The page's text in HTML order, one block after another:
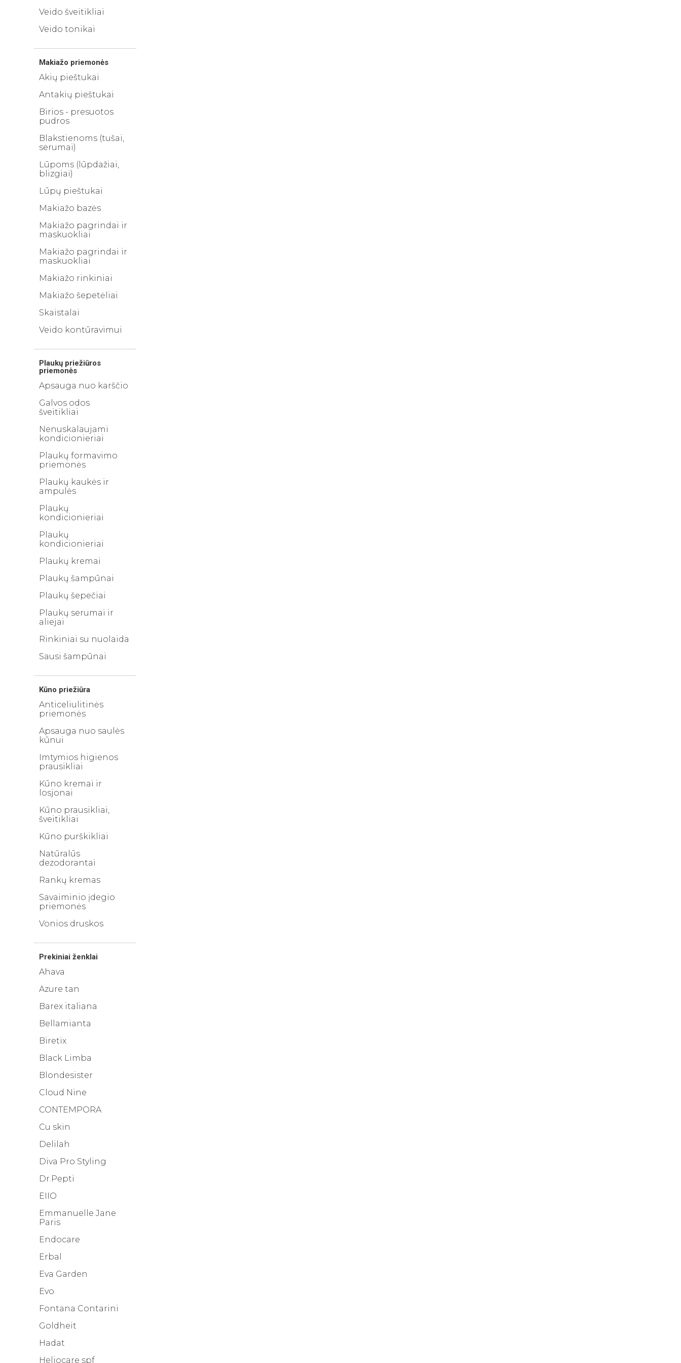
Veido šveitikliai
Veido tonikai
Makiažo priemonės
Akių pieštukai
Antakių pieštukai
Birios - presuotos
pudros
Blakstienoms (tušai,
serumai)
Lūpoms (lūpdažiai,
blizgiai)
Lūpų pieštukai
Makiažo bazės
Makiažo pagrindai ir
maskuokliai
Makiažo pagrindai ir
maskuokliai
Makiažo rinkiniai
Makiažo šepetėliai
Skaistalai
Veido kontūravimui
Plaukų priežiūros
priemonės
Apsauga nuo karščio
Galvos odos
šveitikliai
Nenuskalaujami
kondicionieriai
Plaukų formavimo
priemonės
Plaukų kaukės ir
ampulės
Plaukų
kondicionieriai
Plaukų
kondicionieriai
Plaukų kremai
Plaukų šampūnai
Plaukų šepečiai
Plaukų serumai ir
aliejai
Rinkiniai su nuolaida
Sausi šampūnai
Kūno priežiūra
Anticeliulitinės
priemonės
Apsauga nuo saulės
kūnui
Imtymios higienos
prausikliai
Kūno kremai ir
losjonai
Kūno prausikliai,
šveitikliai
Kūno purškikliai
Natūralūs
dezodorantai
Rankų kremas
Savaiminio įdegio
priemonės
Vonios druskos
Prekiniai ženklai
Ahava
Azure tan
Barex italiana
Bellamianta
Biretix
Black Limba
Blondesister
Cloud Nine
CONTEMPORA
Cu skin
Delilah
Diva Pro Styling
Dr.Pepti
EIIO
Emmanuelle Jane
Paris
Endocare
Erbal
Eva Garden
Evo
Fontana Contarini
Goldheit
Hadat
Heliocare spf